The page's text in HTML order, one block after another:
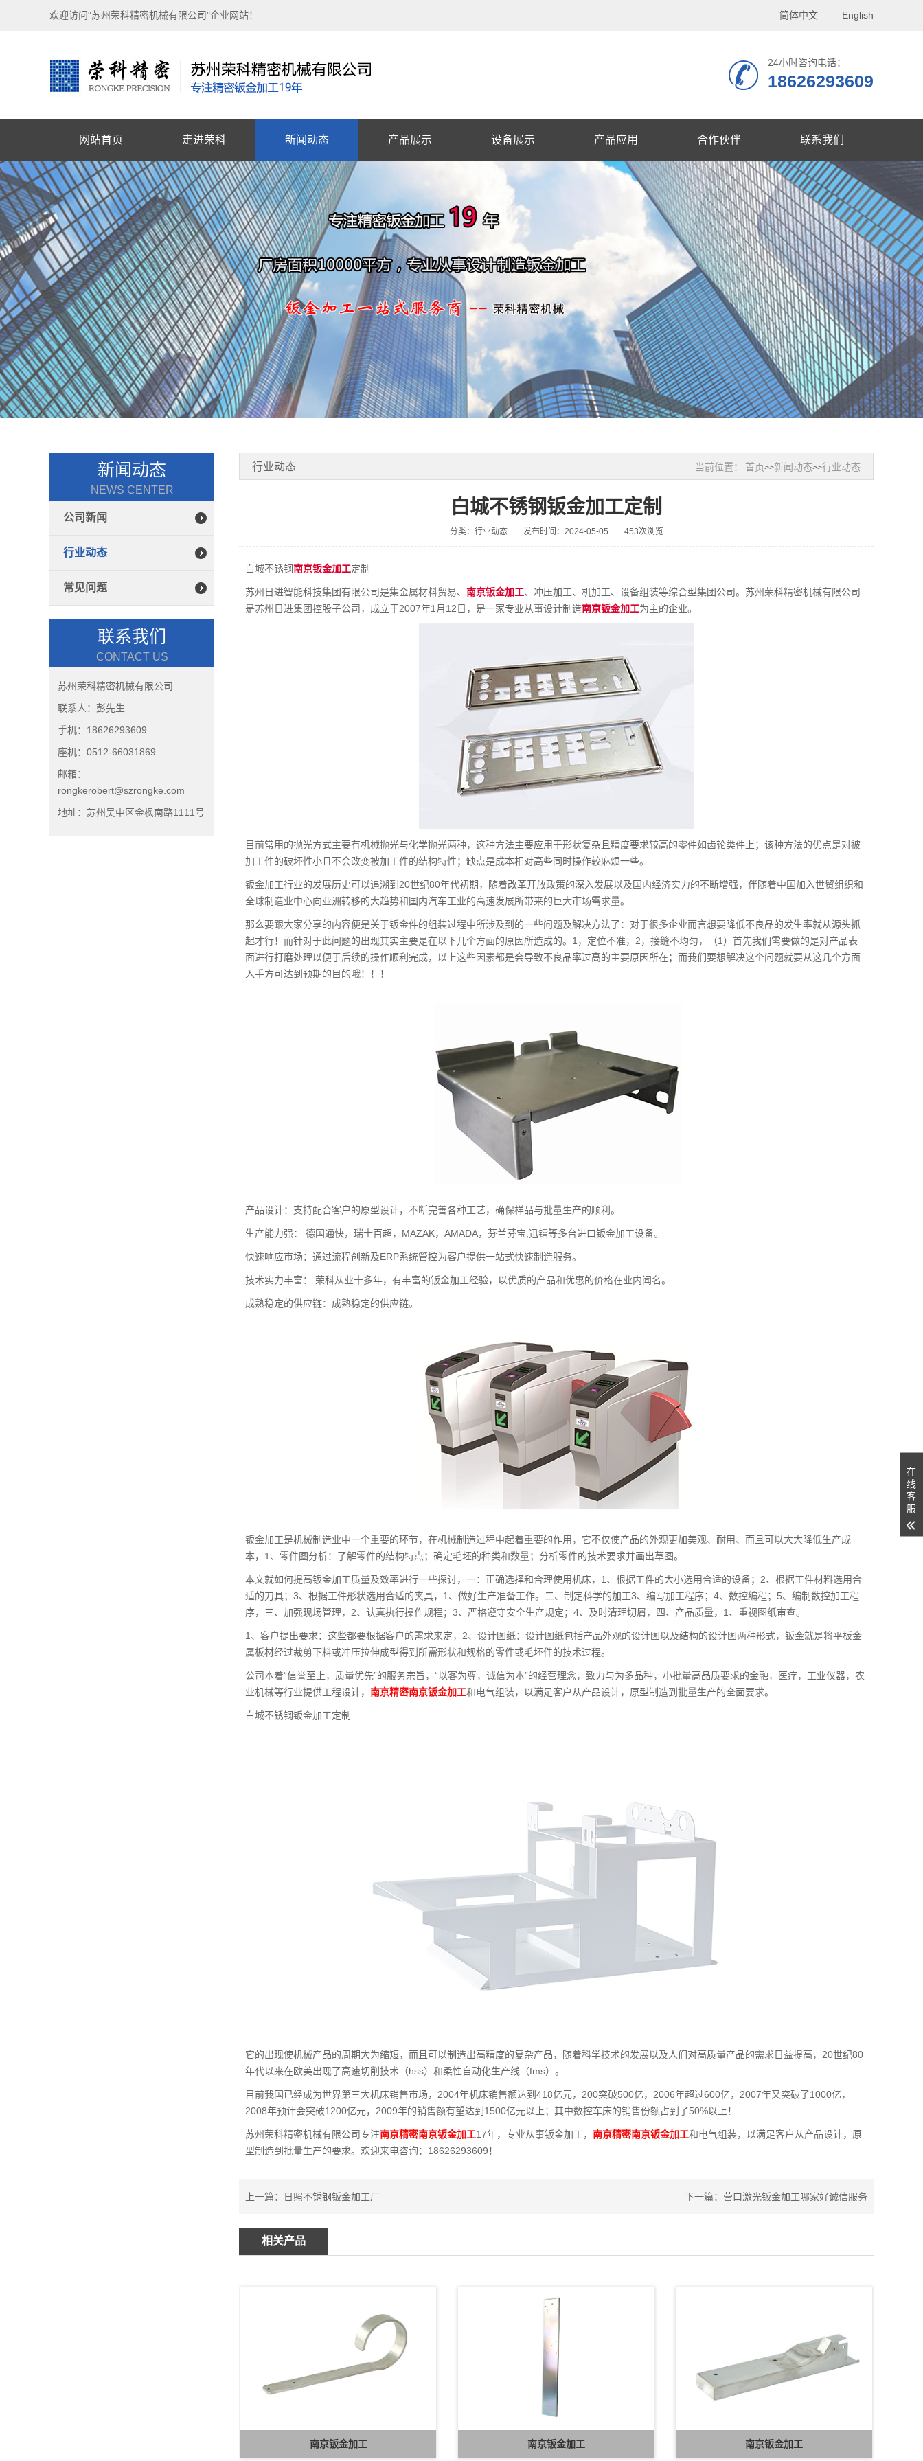
欢迎访问"苏州荣科精密机械有限公司"企业网站！ 简体中文 English
24小时咨询电话：
18626293609
网站首页 走进荣科 新闻动态 产品展示 设备展示 产品应用 合作伙伴 联系我们
新闻动态
NEWS CENTER
公司新闻
行业动态
常见问题
联系我们
CONTACT US
苏州荣科精密机械有限公司
联系人：彭先生
手机：18626293609
座机：0512-66031869
邮箱：
rongkerobert@szrongke.com
地址：苏州吴中区金枫南路1111号
行业动态 当前位置： 首页>>新闻动态>>行业动态
白城不锈钢钣金加工定制
分类：行业动态 发布时间：2024-05-05 453次浏览
白城不锈钢南京钣金加工定制
苏州日进智能科技集团有限公司是集金属材料贸易、南京钣金加工、冲压加工、机加工、设备组装等综合型集团公司。苏州荣科精密机械有限公司
是苏州日进集团控股子公司，成立于2007年1月12日，是一家专业从事设计制造南京钣金加工为主的企业。
目前常用的抛光方式主要有机械抛光与化学抛光两种，这种方法主要应用于形状复杂且精度要求较高的零件如齿轮类件上；该种方法的优点是对被
加工件的破坏性小且不会改变被加工件的结构特性；缺点是成本相对高些同时操作较麻烦一些。
钣金加工行业的发展历史可以追溯到20世纪80年代初期，随着改革开放政策的深入发展以及国内经济实力的不断增强，伴随着中国加入世贸组织和
全球制造业中心向亚洲转移的大趋势和国内汽车工业的高速发展所带来的巨大市场需求量。
那么要跟大家分享的内容便是关于钣金件的组装过程中所涉及到的一些问题及解决方法了：对于很多企业而言想要降低不良品的发生率就从源头抓
起才行！而针对于此问题的出现其实主要是在以下几个方面的原因所造成的。1，定位不准，2，接缝不均匀，（1）首先我们需要做的是对产品表
面进行打磨处理以便于后续的操作顺利完成，以上这些因素都是会导致不良品率过高的主要原因所在；而我们要想解决这个问题就要从这几个方面
入手方可达到预期的目的哦！！！
产品设计：支持配合客户的原型设计，不断完善各种工艺，确保样品与批量生产的顺利。
生产能力强： 德国通快，瑞士百超，MAZAK，AMADA，芬兰芬宝,迅镭等多台进口钣金加工设备。
快速响应市场：通过流程创新及ERP系统管控为客户提供一站式快速制造服务。
技术实力丰富： 荣科从业十多年，有丰富的钣金加工经验，以优质的产品和优惠的价格在业内闻名。
成熟稳定的供应链：成熟稳定的供应链。
钣金加工是机械制造业中一个重要的环节，在机械制造过程中起着重要的作用，它不仅使产品的外观更加美观、耐用、而且可以大大降低生产成
本，1、零件图分析：了解零件的结构特点；确定毛坯的种类和数量；分析零件的技术要求并画出草图。
本文就如何提高钣金加工质量及效率进行一些探讨，一：正确选择和合理使用机床，1、根据工件的大小选用合适的设备；2、根据工件材料选用合
适的刀具；3、根据工件形状选用合适的夹具，1、做好生产准备工作。二、制定科学的加工3、编写加工程序；4、数控编程；5、编制数控加工程
序，三、加强现场管理，2、认真执行操作规程；3、严格遵守安全生产规定；4、及时清理切屑，四、产品质量，1、重视图纸审查。
1、客户提出要求：这些都要根据客户的需求来定，2、设计图纸：设计图纸包括产品外观的设计图以及结构的设计图两种形式，钣金就是将平板金
属板材经过裁剪下料或冲压拉伸成型得到所需形状和规格的零件或毛坯件的技术过程。
公司本着“信誉至上，质量优先”的服务宗旨，“以客为尊，诚信为本”的经营理念，致力与为多品种，小批量高品质要求的金融，医疗，工业仪器，农
业机械等行业提供工程设计，南京精密南京钣金加工和电气组装，以满足客户从产品设计，原型制造到批量生产的全面要求。
白城不锈钢钣金加工定制
它的出现使机械产品的周期大为缩短，而且可以制造出高精度的复杂产品，随着科学技术的发展以及人们对高质量产品的需求日益提高，20世纪80
年代以来在欧美出现了高速切削技术（hss）和柔性自动化生产线（fms）。
目前我国已经成为世界第三大机床销售市场，2004年机床销售额达到418亿元，200突破500亿，2006年超过600亿，2007年又突破了1000亿，
2008年预计会突破1200亿元，2009年的销售额有望达到1500亿元以上；其中数控车床的销售份额占到了50%以上！
苏州荣科精密机械有限公司专注南京精密南京钣金加工17年，专业从事钣金加工，南京精密南京钣金加工和电气组装，以满足客户从产品设计，原
型制造到批量生产的要求。欢迎来电咨询：18626293609！
上一篇： 日照不锈钢钣金加工厂 下一篇： 营口激光钣金加工哪家好诚信服务
相关产品
南京钣金加工 南京钣金加工 南京钣金加工
在
线
客
服